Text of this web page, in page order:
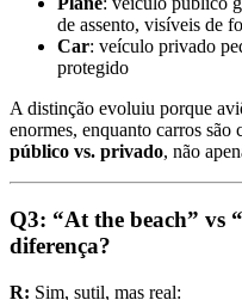
de assento, visíveis de
Car: veículo privado
protegido
A distinção evoluiu porque
enormes, enquanto carros são
público vs. privado, não
Q3: “At the beach” vs
diferença?
R: Sim, sutil, mas real: